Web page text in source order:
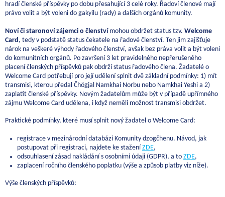
hradí členské příspěvky po dobu přesahující 3 celé roky. Řadoví členové mají
právo volit a být voleni do gakyilu (rady) a dalších orgánů komunity.
Noví či staronoví zájemci o členství mohou obdržet status tzv. Welcome
Card , tedy v podstatě status čekatele na řadové členství. Ten jim zajišťuje
nárok na veškeré výhody řadového členství, avšak bez práva volit a být voleni
do komunitních orgánů. Po završení 3 let pravidelného nepřerušeného
placení členských příspěvků pak obdrží status řadového člena. Žadatelé o
Welcome Card potřebují pro její udělení splnit dvě základní podmínky: 1) mít
transmisi, kterou předal Čhögjal Namkhai Norbu nebo Namkhai Yeshi a 2)
zaplatit členské příspěvky. Novým žadatelům může být v případě upřímného
zájmu Welcome Card udělena, i když neměli možnost transmisi obdržet.
Praktické podmínky, které musí splnit nový žadatel o Welcome Card:
registrace v mezinárodní databázi Komunity dzogčhenu. Návod, jak
postupovat při registraci, najdete ke staženíZDE,
odsouhlasení zásad nakládání s osobními údaji (GDPR), a to ZDE,
zaplacení ročního členského poplatku (výše a způsob platby viz níže).
Výše členských příspěvků: